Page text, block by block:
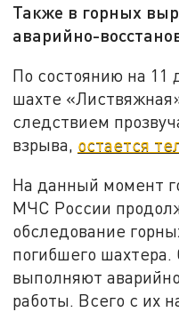
Также в горных
аварийно-
По состоянию на 11
шахте
следствием
взрыва, остается
На данный момент
МЧС России
обследование
погибшего
выполняют
работы. Всего с их